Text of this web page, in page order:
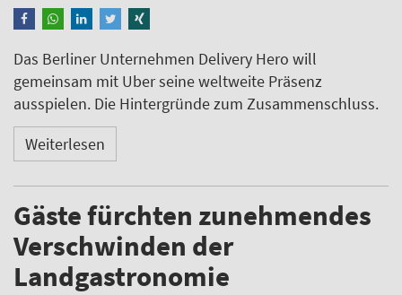
Das Berliner Unternehmen Delivery Hero will
gemeinsam mit Uber seine weltweite Präsenz
ausspielen. Die Hintergründe zum Zusammenschluss.
Weiterlesen
Gäste fürchten zunehmendes
Verschwinden der
Landgastronomie